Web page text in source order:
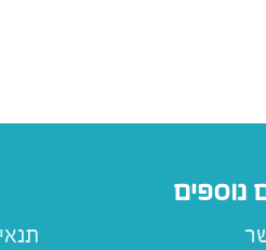
נוספים